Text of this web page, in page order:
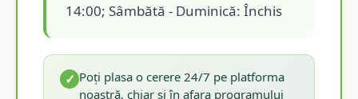
14:00; Sâmbătă - Duminică: Închis
✓ Poți plasa o cerere 24/7 pe platforma
noastră, chiar și în afara programului